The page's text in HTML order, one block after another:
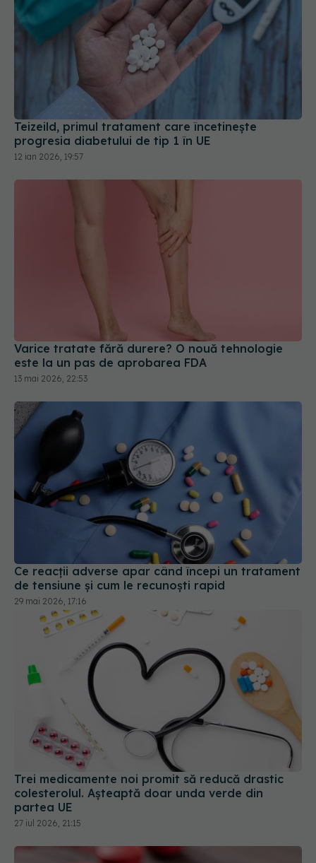
Teizeild, primul tratament care încetinește
progresia diabetului de tip 1 în UE
12 ian 2026, 19:57
Varice tratate fără durere? O nouă tehnologie
este la un pas de aprobarea FDA
13 mai 2026, 22:53
Ce reacții adverse apar când începi un tratament
de tensiune și cum le recunoști rapid
29 mai 2026, 17:16
Trei medicamente noi promit să reducă drastic
colesterolul. Așteaptă doar unda verde din
partea UE
27 iul 2026, 21:15